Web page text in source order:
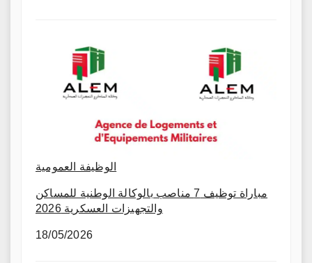
الوظيفة العمومية
مباراة توظيف 7 مناصب بالوكالة الوطنية للمساكن
والتجهيزات العسكرية 2026
18/05/2026